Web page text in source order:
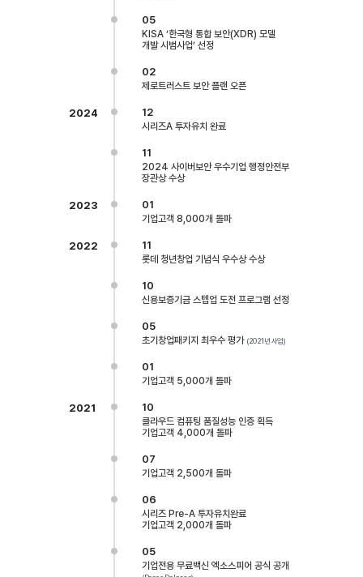
05
KISA ‘한국형 통합 보안(XDR) 모델
개발 시범사업’ 선정
02
제로트러스트 보안 플랜 오픈
2024 12
시리즈A 투자유치 완료
11
2024 사이버보안 우수기업 행정안전부
장관상 수상
2023 01
기업고객 8,000개 돌파
2022 11
롯데 청년창업 기념식 우수상 수상
10
신용보증기금 스텝업 도전 프로그램 선정
05
초기창업패키지 최우수 평가 (2021년 사업)
01
기업고객 5,000개 돌파
2021 10
클라우드 컴퓨팅 품질성능 인증 획득
기업고객 4,000개 돌파
07
기업고객 2,500개 돌파
06
시리즈 Pre-A 투자유치완료
기업고객 2,000개 돌파
05
기업전용 무료백신 엑소스피어 공식 공개